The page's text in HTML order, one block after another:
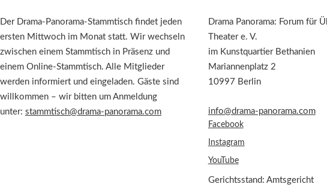
Der Drama-Panorama-Stammtisch findet jeden
ersten Mittwoch im Monat statt. Wir wechseln
zwischen einem Stammtisch in Präsenz und
einem Online-Stammtisch. Alle Mitglieder
werden informiert und eingeladen. Gäste sind
willkommen – wir bitten um Anmeldung
unter: stammtisch@drama-panorama.com
Drama Panorama: Forum für
Theater e. V.
im Kunstquartier Bethanien
Mariannenplatz 2
10997 Berlin
info@drama-panorama.com
Facebook
Instagram
YouTube
Gerichtsstand: Amtsgericht